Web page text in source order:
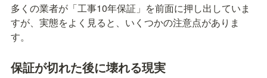
多くの業者が「工事10年保証」を前面に押し出していま
すが、実態をよく見ると、いくつかの注意点がありま
す。
保証が切れた後に壊れる現実